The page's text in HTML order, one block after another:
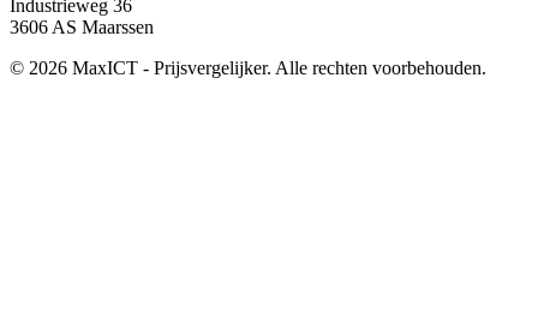
Industrieweg 36
3606 AS Maarssen
© 2026 MaxICT - Prijsvergelijker. Alle rechten voorbehouden.